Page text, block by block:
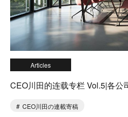
Articles
CEO川田的连载专栏 Vol.5|各公
CEO川田の連載寄稿